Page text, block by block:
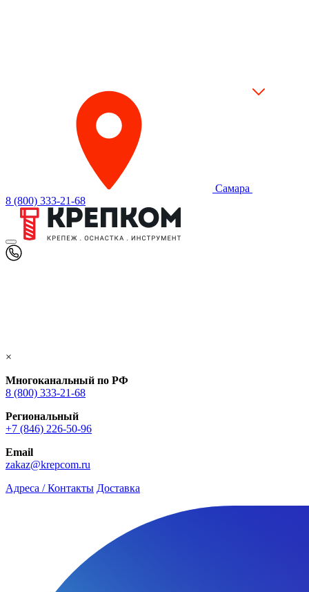
Самара
8 (800) 333-21-68
×
Многоканальный по РФ
8 (800) 333‑21-68
Региональный
+7 (846) 226-50-96
Email
zakaz@krepcom.ru
Адреса / Контакты Доставка